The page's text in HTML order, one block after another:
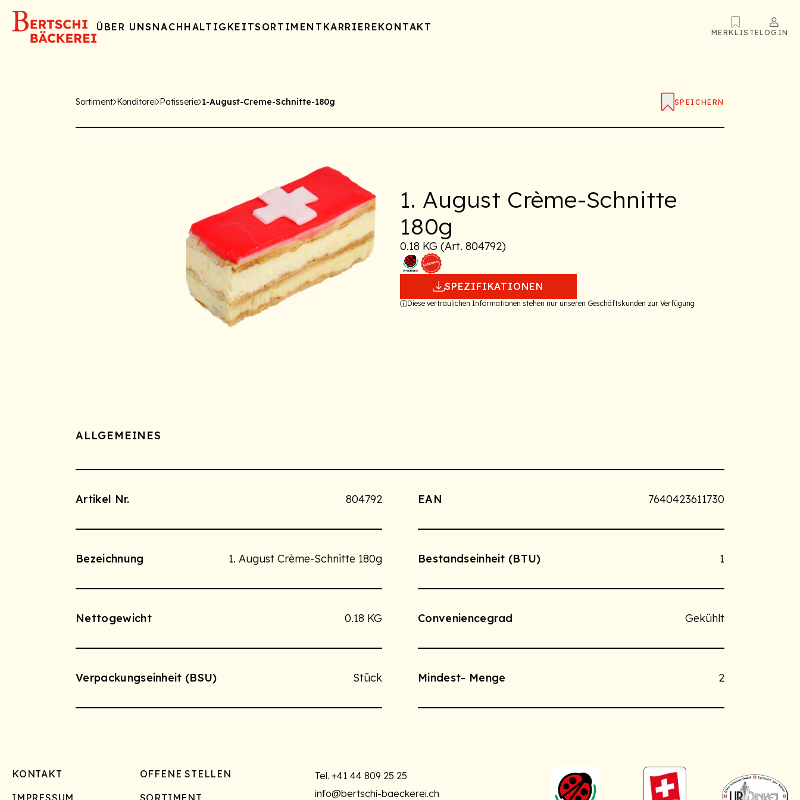
ÜBER UNS NACHHALTIGKEITSORTIMENT KARRIEREKONTAKT MERKLISTELOGIN
Sortiment Konditorei Patisserie 1-August-Creme-Schnitte-180g SPEICHERN
1. August Crème-Schnitte
180g
0.18 KG (Art. 804792)
SPEZIFIKATIONEN
Diese vertraulichen Informationen stehen nur unseren Geschäftskunden zur Verfügung
ALLGEMEINES
Artikel Nr. 804792 EAN 7640423611730
Bezeichnung 1. August Crème-Schnitte 180g Bestandseinheit (BTU) 1
Nettogewicht 0.18 KG Conveniencegrad Gekühlt
Verpackungseinheit (BSU) Stück Mindest- Menge 2
Footer
KONTAKT
OFFENE STELLEN
IMPRESSUM
SORTIMENT
Tel.+41 44 809 25 25
info@bertschi-baeckerei.ch